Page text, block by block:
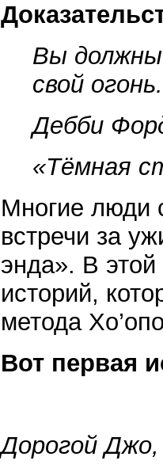
Вы
свой огонь.
Дебби
«Тёмная
Многие люди
встречи за
энда». В этой
историй,
метода
Вот первая
Дорогой Джо,